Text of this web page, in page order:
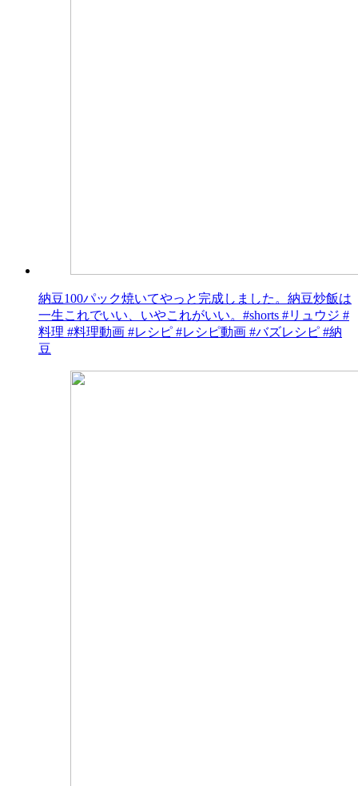
納豆100パック焼いてやっと完成しました。納豆炒飯は
一生これでいい、いやこれがいい。#shorts #リュウジ #
料理 #料理動画 #レシピ #レシピ動画 #バズレシピ #納
豆